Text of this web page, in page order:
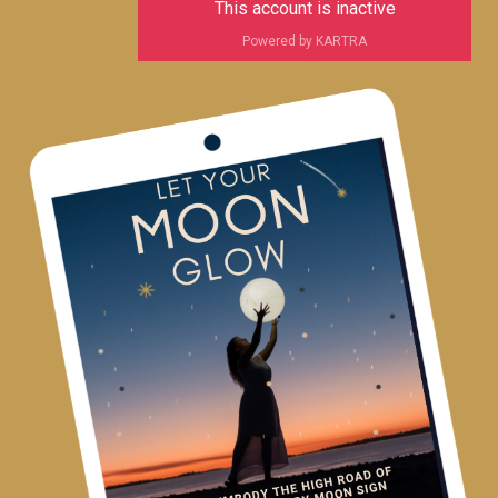
This account is inactive
Powered by KARTRA